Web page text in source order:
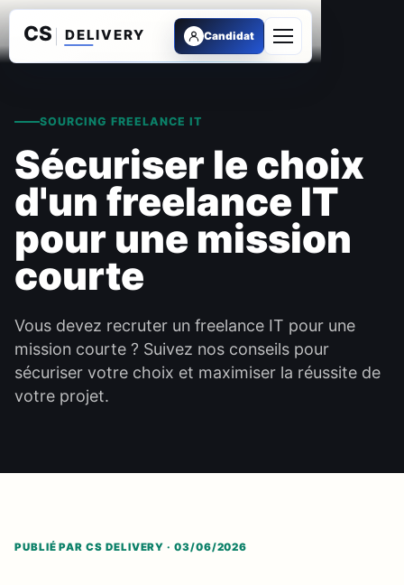
Candidat
Ouvrir le menu
SOURCING FREELANCE IT
Sécuriser le choix
d'un freelance IT
pour une mission
courte
Vous devez recruter un freelance IT pour une
mission courte ? Suivez nos conseils pour
sécuriser votre choix et maximiser la réussite de
votre projet.
PUBLIÉ PAR CS DELIVERY · 03/06/2026